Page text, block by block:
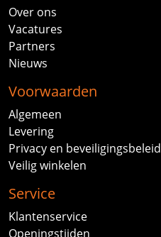
Over ons
Vacatures
Partners
Nieuws
Voorwaarden
Algemeen
Levering
Privacy en beveiligingsbeleid
Veilig winkelen
Service
Klantenservice
Openingstijden